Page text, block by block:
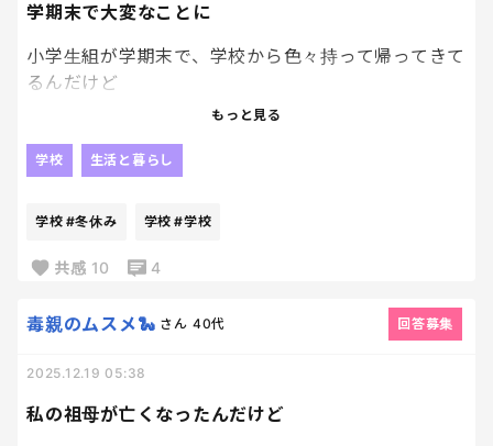
私自身、昔から自転車での自損事故も多いから、も
う少し大きくなるまでは…電車で頼みます…
学期末で大変なことに
小学生組が学期末で、学校から色々持って帰ってきて
るんだけど
これをこの冬休み中に綺麗にしなきゃいけない事が
掛けもめんどい😮‍💨😮‍💨
もっと見る
学校 生活と暮らし
学校 #冬休み 学校 #学校
共感 10 4
私の祖母が亡くなったんだけど
毒親のムスメ🐍 さん 40代 回答募集
2025.12.19 05:38